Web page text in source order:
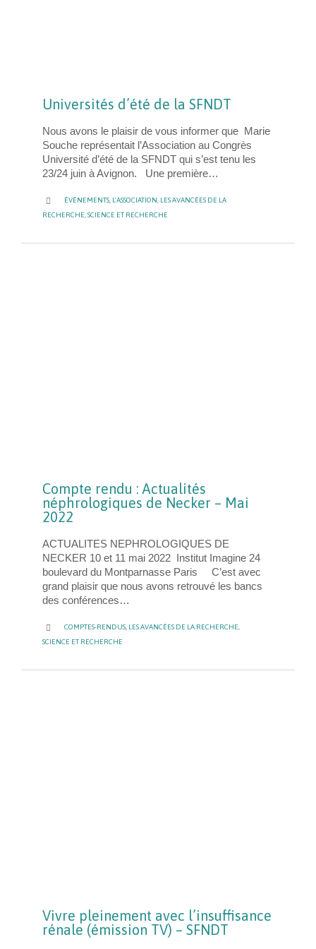
Universités d’été de la SFNDT
Nous avons le plaisir de vous informer que Marie
Souche représentait l’Association au Congrès
Université d’été de la SFNDT qui s’est tenu les
23/24 juin à Avignon. Une première…
 CATEGORY
ÉVÉNEMENTS, L'ASSOCIATION, LES AVANCÉES DE LA
RECHERCHE SCIENCE ET RECHERCHE
Compte rendu : Actualités
néphrologiques de Necker – Mai
2022
ACTUALITES NEPHROLOGIQUES DE
NECKER 10 et 11 mai 2022 Institut Imagine 24
boulevard du Montparnasse Paris C’est avec
grand plaisir que nous avons retrouvé les bancs
des conférences…
 CATEGORY
COMPTES-RENDUS, LES AVANCÉES DE LA RECHERCHE,
SCIENCE ET RECHERCHE
Vivre pleinement avec l’insuffisance
rénale (émission TV) – SFNDT